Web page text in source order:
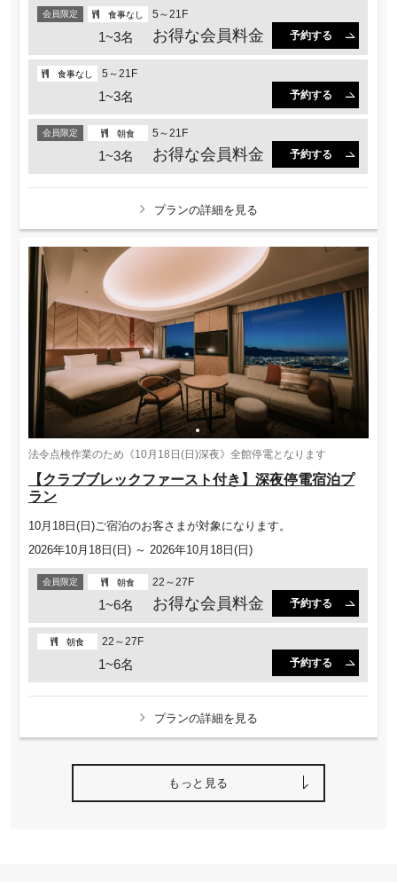
会員限定 食事なし 5～21F
1~3名 お得な会員料金 予約する
食事なし 5～21F
1~3名 予約する
会員限定 朝食 5～21F
1~3名 お得な会員料金 予約する
プランの詳細を見る
法令点検作業のため《10月18日(日)深夜》全館停電となります
【クラブブレックファースト付き】深夜停電宿泊プ
ラン
10月18日(日)ご宿泊のお客さまが対象になります。
2026年10月18日(日) ～ 2026年10月18日(日)
会員限定 朝食 22～27F
1~6名 お得な会員料金 予約する
朝食 22～27F
1~6名 予約する
プランの詳細を見る
もっと見る